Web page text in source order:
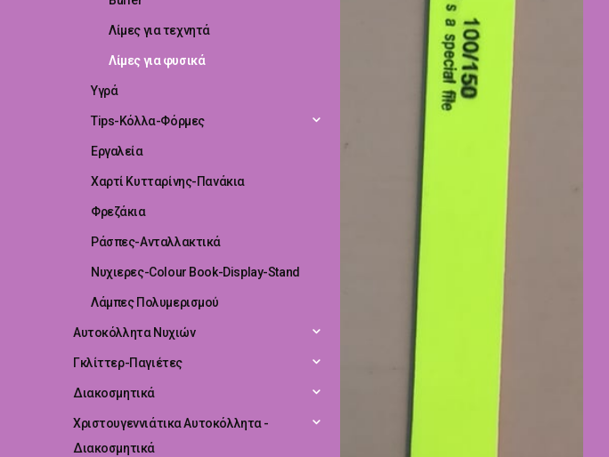
Λίμες για τεχνητά
Λίμες για φυσικά
Υγρά
Tips-Κόλλα-Φόρμες
Εργαλεία
Χαρτί Κυτταρίνης-Πανάκια
Φρεζάκια
Ράσπες-Ανταλλακτικά
Νυχιερες-Colour Book-Display-Stand
Λάμπες Πολυμερισμού
Αυτοκόλλητα Νυχιών
Γκλίττερ-Παγιέτες
Διακοσμητικά
Χριστουγεννιάτικα Αυτοκόλλητα -
Διακοσμητικά